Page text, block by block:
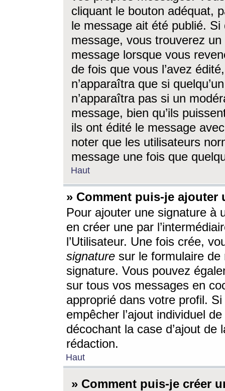
cliquant le bouton adéquat,
le message ait été publié. Si
message, vous trouverez
message lorsque vous
de fois que vous l’avez
n’apparaîtra que si
n’apparaîtra pas si un
message, bien qu’ils
ils ont édité le message
noter que les utilisateurs
message une fois que
Haut
» Comment puis-je ajouter
Pour ajouter une signature à
en créer une par
l’Utilisateur. Une fois crée,
signature sur le formulaire de
signature. Vous pouvez
sur tous vos messages en
approprié dans votre profil.
empêcher l’ajout individuel
décochant la case d’ajout
rédaction.
Haut
» Comment puis-je créer